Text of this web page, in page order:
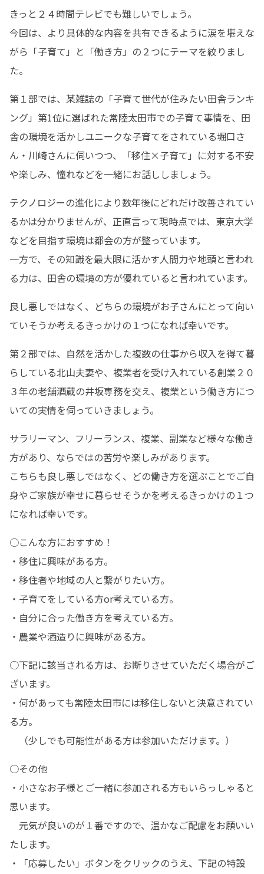
きっと２４時間テレビでも難しいでしょう。
今回は、より具体的な内容を共有できるように涙を堪えな
がら「子育て」と「働き方」の２つにテーマを絞りまし
た。
第１部では、某雑誌の「子育て世代が住みたい田舎ランキ
ング」第1位に選ばれた常陸太田市での子育て事情を、田
舎の環境を活かしユニークな子育てをされている堀口さ
ん・川崎さんに伺いつつ、「移住×子育て」に対する不安
や楽しみ、憧れなどを一緒にお話ししましょう。
テクノロジーの進化により数年後にどれだけ改善されてい
るかは分かりませんが、正直言って現時点では、東京大学
などを目指す環境は都会の方が整っています。
一方で、その知識を最大限に活かす人間力や地頭と言われ
る力は、田舎の環境の方が優れていると言われています。
良し悪しではなく、どちらの環境がお子さんにとって向い
ていそうか考えるきっかけの１つになれば幸いです。
第２部では、自然を活かした複数の仕事から収入を得て暮
らしている北山夫妻や、複業者を受け入れている創業２０
３年の老舗酒蔵の井坂専務を交え、複業という働き方につ
いての実情を伺っていきましょう。
サラリーマン、フリーランス、複業、副業など様々な働き
方があり、ならではの苦労や楽しみがあります。
こちらも良し悪しではなく、どの働き方を選ぶことでご自
身やご家族が幸せに暮らせそうかを考えるきっかけの１つ
になれば幸いです。
○こんな方におすすめ！
・移住に興味がある方。
・移住者や地域の人と繋がりたい方。
・子育てをしている方or考えている方。
・自分に合った働き方を考えている方。
・農業や酒造りに興味がある方。
○下記に該当される方は、お断りさせていただく場合がご
ざいます。
・何があっても常陸太田市には移住しないと決意されてい
る方。
（少しでも可能性がある方は参加いただけます。）
○その他
・小さなお子様とご一緒に参加される方もいらっしゃると
思います。
元気が良いのが１番ですので、温かなご配慮をお願いい
たします。
・「応募したい」ボタンをクリックのうえ、下記の特設